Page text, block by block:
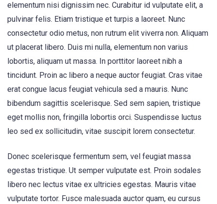
elementum nisi dignissim nec. Curabitur id vulputate elit, a
pulvinar felis. Etiam tristique et turpis a laoreet. Nunc
consectetur odio metus, non rutrum elit viverra non. Aliquam
ut placerat libero. Duis mi nulla, elementum non varius
lobortis, aliquam ut massa. In porttitor laoreet nibh a
tincidunt. Proin ac libero a neque auctor feugiat. Cras vitae
erat congue lacus feugiat vehicula sed a mauris. Nunc
bibendum sagittis scelerisque. Sed sem sapien, tristique
eget mollis non, fringilla lobortis orci. Suspendisse luctus
leo sed ex sollicitudin, vitae suscipit lorem consectetur.
Donec scelerisque fermentum sem, vel feugiat massa
egestas tristique. Ut semper vulputate est. Proin sodales
libero nec lectus vitae ex ultricies egestas. Mauris vitae
vulputate tortor. Fusce malesuada auctor quam, eu cursus